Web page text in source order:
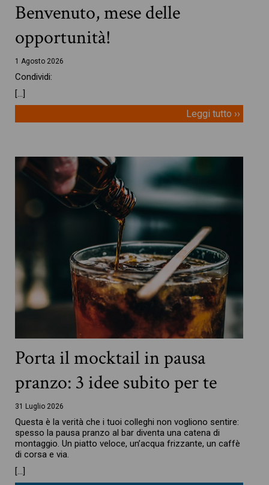
Benvenuto, mese delle
opportunità!
1 Agosto 2026
Condividi:
[…]
Leggi tutto ››
Porta il mocktail in pausa
pranzo: 3 idee subito per te
31 Luglio 2026
Questa è la verità che i tuoi colleghi non vogliono sentire:
spesso la pausa pranzo al bar diventa una catena di
montaggio. Un piatto veloce, un’acqua frizzante, un caffè
di corsa e via.
[…]